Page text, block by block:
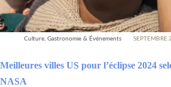
Culture, Gastronomie & Événements SEPTEMBRE
Meilleures villes US pour l’éclipse 2024
NASA